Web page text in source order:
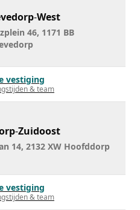
-West
46, 1171 BB
vestiging
& team
-Zuidoost
14, 2132 XW Hoofddorp
vestiging
& team